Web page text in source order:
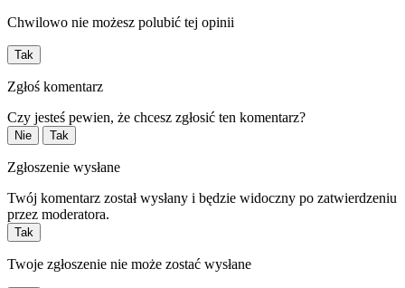
Chwilowo nie możesz polubić tej opinii
Tak
Zgłoś komentarz
Czy jesteś pewien, że chcesz zgłosić ten komentarz?
Nie Tak
Zgłoszenie wysłane
Twój komentarz został wysłany i będzie widoczny po zatwierdzeniu
przez moderatora.
Tak
Twoje zgłoszenie nie może zostać wysłane